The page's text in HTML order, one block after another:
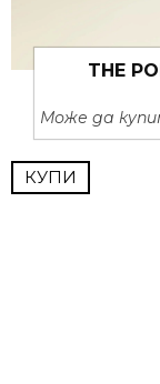
THE
Може да
КУПИ